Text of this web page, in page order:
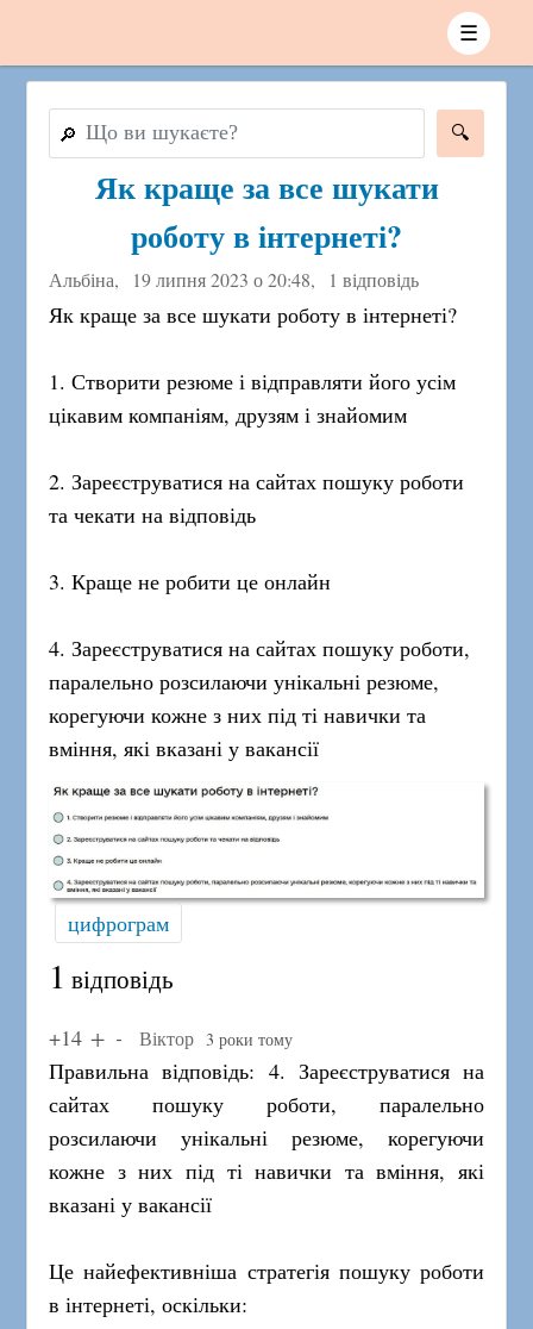
☰
🔎
Як краще за все шукати
роботу в інтернеті?
Альбіна, 19 липня 2023 о 20:48, 1 відповідь
Як краще за все шукати роботу в інтернеті?
1. Створити резюме і відправляти його усім
цікавим компаніям, друзям і знайомим
2. Зареєструватися на сайтах пошуку роботи
та чекати на відповідь
3. Краще не робити це онлайн
4. Зареєструватися на сайтах пошуку роботи,
паралельно розсилаючи унікальні резюме,
корегуючи кожне з них під ті навички та
вміння, які вказані у вакансії
цифрограм
1 відповідь
+14 Віктор 3 роки тому
Правильна відповідь: 4. Зареєструватися на
сайтах пошуку роботи, паралельно
розсилаючи унікальні резюме, корегуючи
кожне з них під ті навички та вміння, які
вказані у вакансії
Це найефективніша стратегія пошуку роботи
в інтернеті, оскільки: